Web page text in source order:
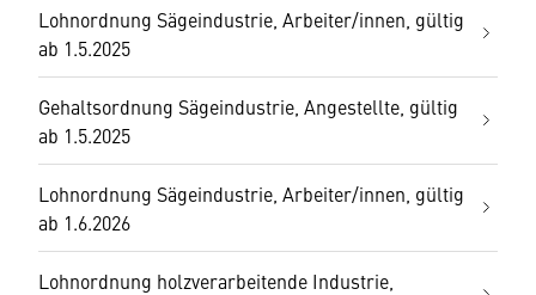
Lohnordnung Sägeindustrie, Arbeiter/innen, gültig
ab 1.5.2025
Gehaltsordnung Sägeindustrie, Angestellte, gültig
ab 1.5.2025
Lohnordnung Sägeindustrie, Arbeiter/innen, gültig
ab 1.6.2026
Lohnordnung holzverarbeitende Industrie,